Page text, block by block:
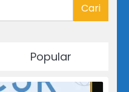
Cari
Popular